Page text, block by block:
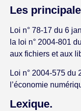
Les
Loi n° 78-17 du 6
la loi n° 2004-801
aux fichiers et aux
Loi n° 2004-575 du
l’économie
Lexique.